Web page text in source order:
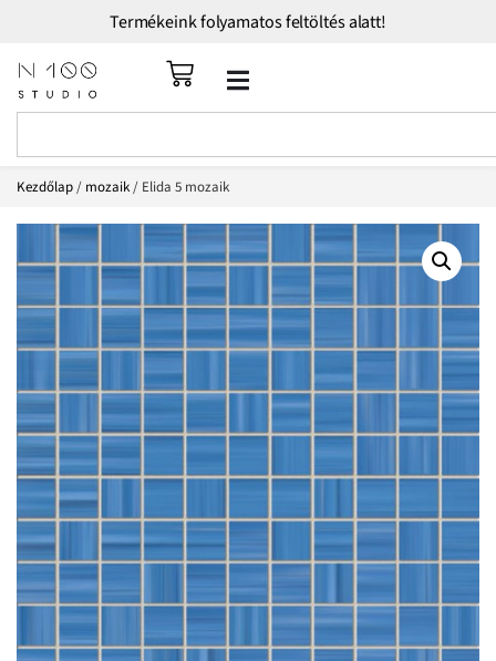
Termékeink folyamatos feltöltés alatt!
Kezdőlap/ mozaik/ Elida 5 mozaik